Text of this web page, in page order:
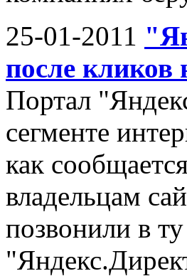
25-01-2011
после кликов
Портал
сегменте
как
владельцам
позвонили в